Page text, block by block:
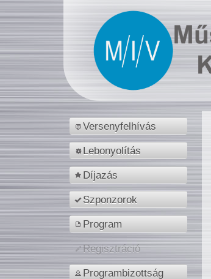
Versenyfelhívás
Lebonyolítás
Díjazás
Szponzorok
Program
Regisztráció
Programbizottság